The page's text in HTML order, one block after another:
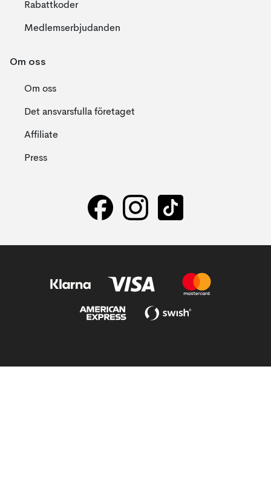
Rabattkoder
Medlemserbjudanden
Om oss
Om oss
Det ansvarsfulla företaget
Affiliate
Press